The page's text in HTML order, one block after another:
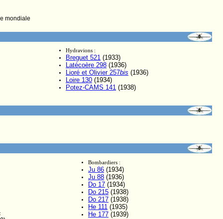
mondiale
Hydravions :
Breguet 521 (1933)
Latécoère 298 (1936)
Lioré et Olivier 257bis (1936)
Loire 130 (1934)
Potez-CAMS 141 (1938)
Bombardiers :
Ju 86 (1934)
Ju 88 (1936)
Do 17 (1934)
Do 215 (1938)
Do 217 (1938)
He 111 (1935)
He 177 (1939)